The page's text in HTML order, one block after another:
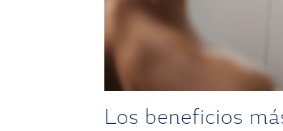
Los beneficios